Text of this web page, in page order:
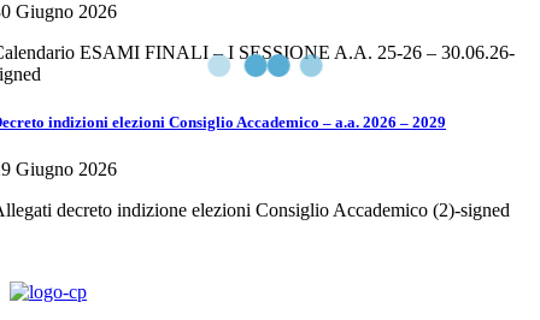
Giugno 2026
ESAMI FINALI – I SESSIONE A.A. 25-26 – 30.06.26-
indizioni elezioni Consiglio Accademico – a.a. 2026 – 2029
Giugno 2026
decreto indizione elezioni Consiglio Accademico (2)-signed